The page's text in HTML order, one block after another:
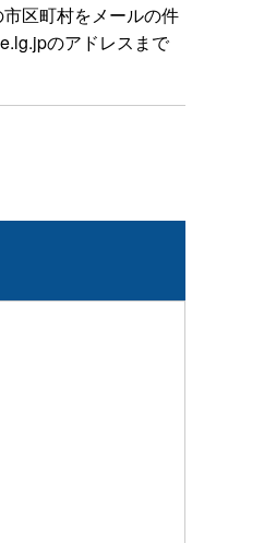
区町村をメールの件
のアドレスまで